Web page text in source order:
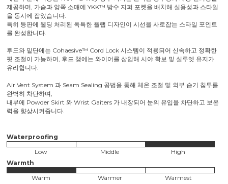
제공하며, 가슴과 양쪽 소매에 YKK™ 방수 지퍼 포켓을 배치해 실용성과 스타일
을 동시에 잡았습니다.
특히 등판에 웰딩 처리된 독특한 플랩 디자인이 시선을 사로잡는 스타일 포인트
를 완성합니다.
후드와 밑단에는 Cohaesive™ Cord Lock 시스템이 적용되어 신속하고 정확한
핏 조절이 가능하며, 후드 챙에는 와이어를 삽입해 시야 확보 및 실루엣 유지가
유리합니다.
Air Vent System 과 Seam Sealing 공법을 통해 체온 조절 및 외부 습기 침투를
완벽히 차단하며,
내부에 Powder Skirt 와 Wrist Gaiters 가 내장되어 눈의 유입을 차단하고 보온
력을 향상시켜줍니다.
Waterproofing
Low
Middle
High
Warmth
Warm
Warmer Warmest